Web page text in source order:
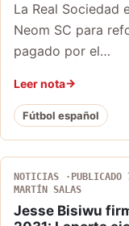
La Real Sociedad
Neom SC para
pagado por el…
Leer nota
Fútbol español
NOTICIAS
MARTÍN SALAS
Jesse Bisiwu